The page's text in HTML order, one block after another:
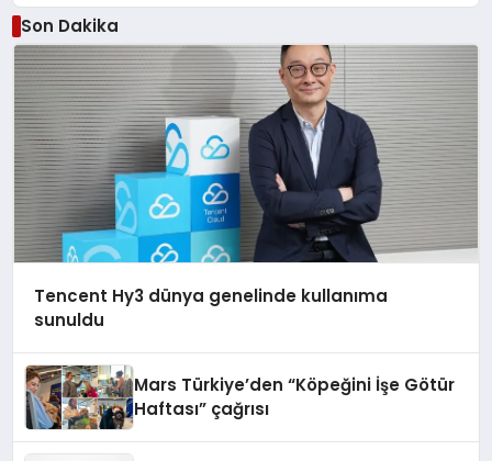
Son Dakika
Tencent Hy3 dünya genelinde kullanıma
sunuldu
Mars Türkiye’den “Köpeğini İşe Götür
Haftası” çağrısı